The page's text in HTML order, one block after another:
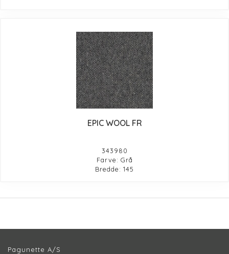
EPIC WOOL FR
343980
Farve: Grå
Bredde: 145
Pagunette A/S